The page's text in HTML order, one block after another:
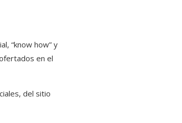
“know how” y
en el
del sitio